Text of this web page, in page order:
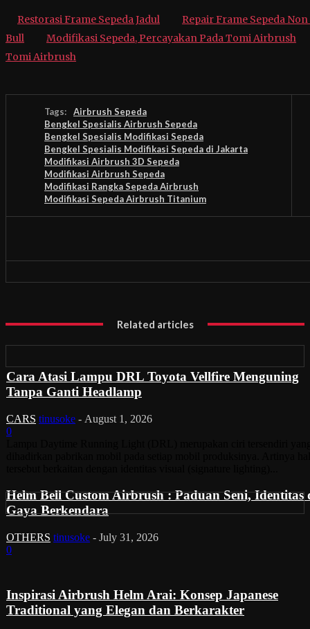
Restorasi Frame Sepeda Jadul
Repair Frame Sepeda
Bull
Modifikasi Sepeda, Percayakan Pada Tomi Airbrush
Tomi Airbrush
Tags:
Airbrush Sepeda
Bengkel Spesialis Airbrush Sepeda
Bengkel Spesialis Modifikasi Sepeda
Bengkel Spesialis Modifikasi Sepeda di Jakarta
Modifikasi Airbrush 3D Sepeda
Modifikasi Airbrush Sepeda
Modifikasi Rangka Sepeda Airbrush
Modifikasi Sepeda Airbrush Titanium
Related articles
Cara Atasi Lampu DRL Toyota Vellfire Menguning
Tanpa Ganti Headlamp
CARS tinusoke - August 1, 2026
0
Helm Bell Custom Airbrush : Paduan Seni, Identitas
Gaya Berkendara
OTHERS tinusoke - July 31, 2026
0
Inspirasi Airbrush Helm Arai: Konsep Japanese
Traditional yang Elegan dan Berkarakter